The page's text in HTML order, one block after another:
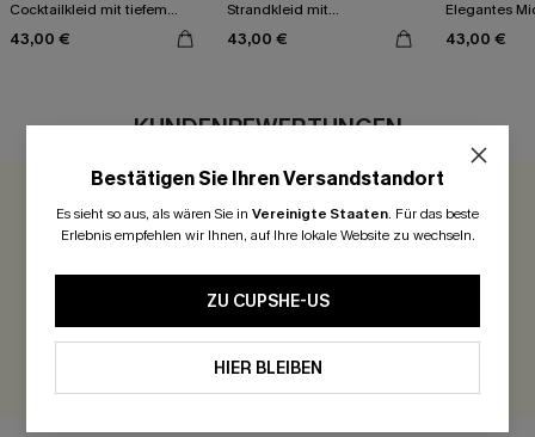
Cocktailkleid mit tiefem
43,00 €
Strandkleid mit
43,00 €
Elegantes
43,00 €
KUNDENBEWERTUNGEN
0.0
Seien Sie der Erste, der bewertet
300 Punkte für Ihre Bewertung!
BEWERTEN
Bestätigen Sie Ihren Versandstandort
Es sieht so aus, als wären Sie in Vereinigte Staaten. Für das beste
Erlebnis empfehlen wir Ihnen, auf Ihre lokale Website zu wechseln.
ZU CUPSHE-US
HIER BLEIBEN